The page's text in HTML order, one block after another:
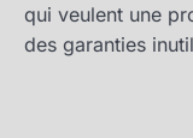
qui veulent une
des garanties